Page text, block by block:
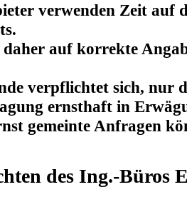
verwenden Zeit auf
daher auf korrekte
verpflichtet sich, nur
ernsthaft in
gemeinte Anfragen
des Ing.-Büros